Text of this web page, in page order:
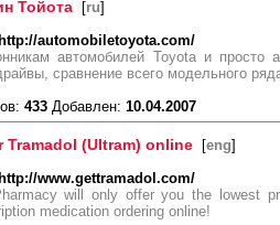
Тойота [ru]
http://automobiletoyota.com/
автомобилей Toyota и просто
сравнение всего модельного
433 Добавлен: 10.04.2007
Tramadol (Ultram) online [eng]
http://www.gettramadol.com/
will only offer you the lowest
medication ordering online!